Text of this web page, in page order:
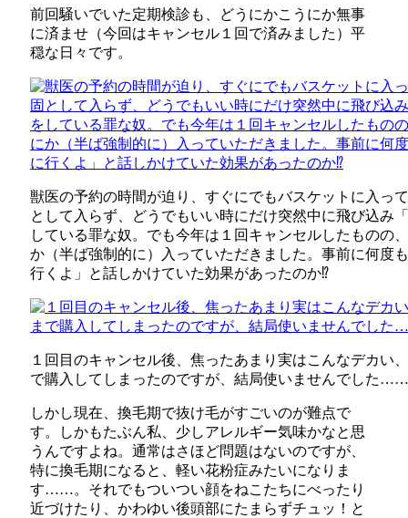
前回騒いでいた定期検診も、どうにかこうにか無事
に済ませ（今回はキャンセル１回で済みました）平
穏な日々です。
獣医の予約の時間が迫り、すぐにでもバスケットに入っ
として入らず、どうでもいい時にだけ突然中に飛び込み
している罪な奴。でも今年は１回キャンセルしたものの
か（半ば強制的に）入っていただきました。事前に何度
行くよ」と話しかけていた効果があったのか⁉️
１回目のキャンセル後、焦ったあまり実はこんなデカい
で購入してしまったのですが、結局使いませんでした
しかし現在、換毛期で抜け毛がすごいのが難点で
す。しかもたぶん私、少しアレルギー気味かなと思
うんですよね。通常はさほど問題はないのですが、
特に換毛期になると、軽い花粉症みたいになりま
す……。それでもついつい顔をねこたちにべったり
近づけたり、かわゆい後頭部にたまらずチュッ！と